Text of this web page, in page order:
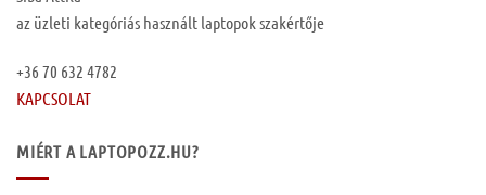
az üzleti kategóriás használt laptopok szakértője
+36 70 632 4782
KAPCSOLAT
MIÉRT A LAPTOPOZZ.HU?